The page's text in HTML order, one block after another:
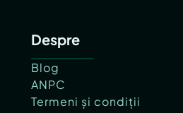
Despre
Blog
ANPC
Termeni și condiții